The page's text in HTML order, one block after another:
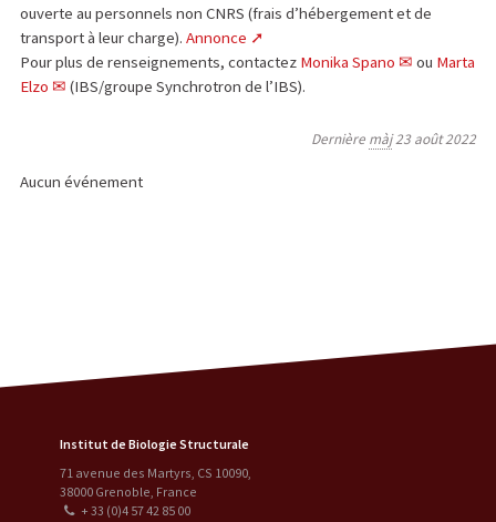
ouverte au personnels non CNRS (frais d’hébergement et de
transport à leur charge).Annonce
Pour plus de renseignements, contactez Monika Spano ou Marta
Elzo
(IBS/groupe Synchrotron de l’IBS).
Dernière màj23 août 2022
Aucun événement
Institut de Biologie Structurale
71 avenue des Martyrs, CS 10090,
38000 Grenoble, France
+ 33 (0)4 57 42 85 00